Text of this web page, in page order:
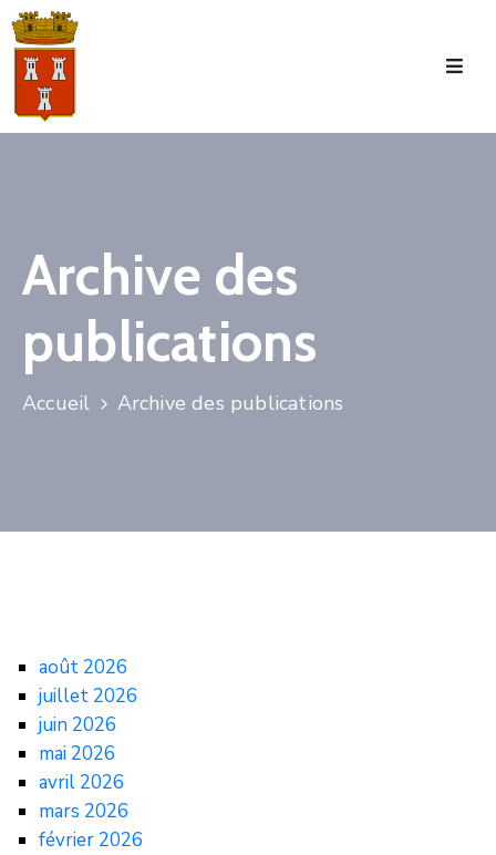
Accueil
Manifestations
Municipale
Services
Archive des
publications
Accueil Archive des publications
août 2026
juillet 2026
juin 2026
mai 2026
avril 2026
mars 2026
février 2026